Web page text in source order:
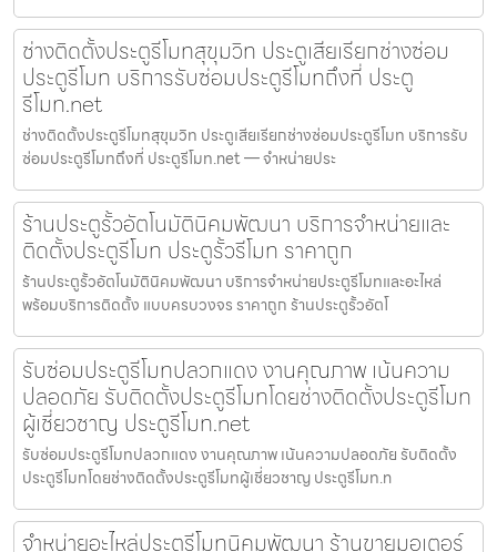
ช่างติดตั้งประตูรีโมทสุขุมวิท ประตูเสียเรียกช่างซ่อม
ประตูรีโมท บริการรับซ่อมประตูรีโมทถึงที่ ประตู
รีโมท.net
ช่างติดตั้งประตูรีโมทสุขุมวิท ประตูเสียเรียกช่างซ่อมประตูรีโมท บริการรับ
ซ่อมประตูรีโมทถึงที่ ประตูรีโมท.net — จำหน่ายประ
ร้านประตูรั้วอัตโนมัตินิคมพัฒนา บริการจำหน่ายและ
ติดตั้งประตูรีโมท ประตูรั้วรีโมท ราคาถูก
ร้านประตูรั้วอัตโนมัตินิคมพัฒนา บริการจำหน่ายประตูรีโมทและอะไหล่
พร้อมบริการติดตั้ง แบบครบวงจร ราคาถูก ร้านประตูรั้วอัตโ
รับซ่อมประตูรีโมทปลวกแดง งานคุณภาพ เน้นความ
ปลอดภัย รับติดตั้งประตูรีโมทโดยช่างติดตั้งประตูรีโมท
ผู้เชี่ยวชาญ ประตูรีโมท.net
รับซ่อมประตูรีโมทปลวกแดง งานคุณภาพ เน้นความปลอดภัย รับติดตั้ง
ประตูรีโมทโดยช่างติดตั้งประตูรีโมทผู้เชี่ยวชาญ ประตูรีโมท.n
จำหน่ายอะไหล่ประตูรีโมทนิคมพัฒนา ร้านขายมอเตอร์